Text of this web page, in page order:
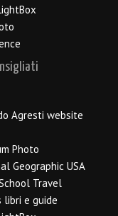
Agresti website
Photo
Geographic USA
Travel
libri e guide